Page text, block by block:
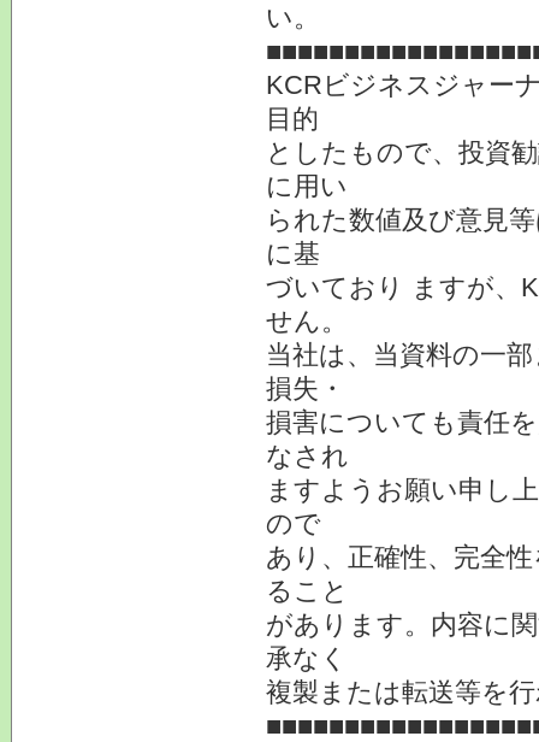
い。
KCRビジネスジャー
目的
としたもので、投資
に用い
られた数値及び意見
に基
づいており ますが、
せん。
当社は、当資料の一
損失・
損害についても責任
なされ
ますようお願い申し
ので
あり、正確性、完全
ること
があります。内容に
承なく
複製または転送等を